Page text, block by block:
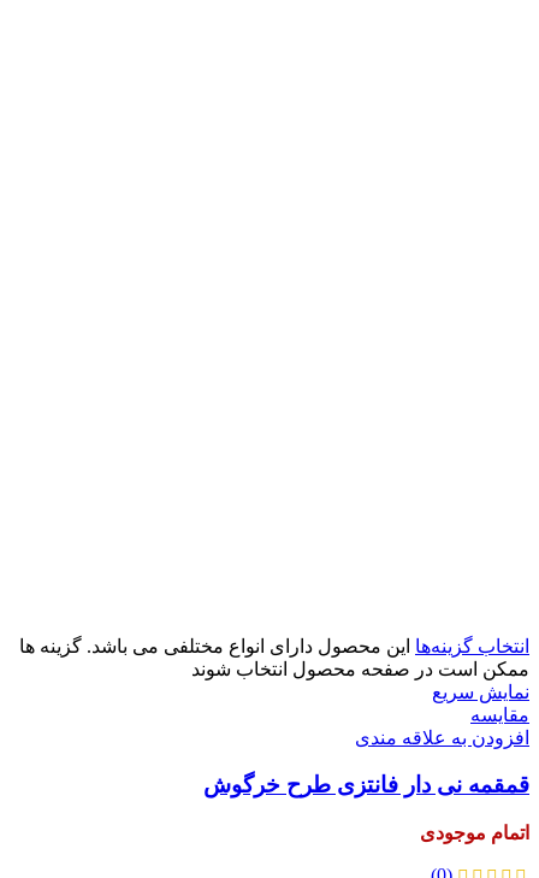
انتخاب گزینه‌ها این محصول دارای انواع مختلفی می باشد. گزینه ها
ممکن است در صفحه محصول انتخاب شوند
نمایش سریع
مقايسه
افزودن به علاقه مندی
قمقمه نی دار فانتزی طرح خرگوش
اتمام موجودی